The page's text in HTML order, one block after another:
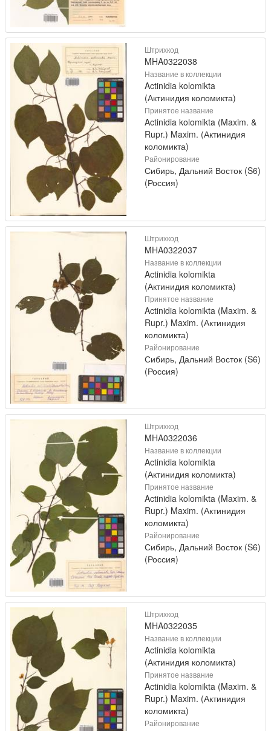
Штрихкод
MHA0322038
Название в коллекции
Actinidia kolomikta
(Актинидия коломикта)
Принятое название
Actinidia kolomikta (Maxim. &
Rupr.) Maxim. (Актинидия
коломикта)
Районирование
Сибирь, Дальний Восток (S6)
(Россия)
Штрихкод
MHA0322037
Название в коллекции
Actinidia kolomikta
(Актинидия коломикта)
Принятое название
Actinidia kolomikta (Maxim. &
Rupr.) Maxim. (Актинидия
коломикта)
Районирование
Сибирь, Дальний Восток (S6)
(Россия)
Штрихкод
MHA0322036
Название в коллекции
Actinidia kolomikta
(Актинидия коломикта)
Принятое название
Actinidia kolomikta (Maxim. &
Rupr.) Maxim. (Актинидия
коломикта)
Районирование
Сибирь, Дальний Восток (S6)
(Россия)
Штрихкод
MHA0322035
Название в коллекции
Actinidia kolomikta
(Актинидия коломикта)
Принятое название
Actinidia kolomikta (Maxim. &
Rupr.) Maxim. (Актинидия
коломикта)
Районирование